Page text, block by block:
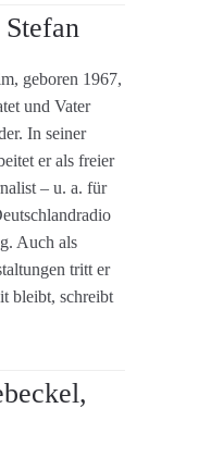
geboren 1967,
und Vater
In seiner
er als freier
– u. a. für
Auch als
tritt er
bleibt, schreibt